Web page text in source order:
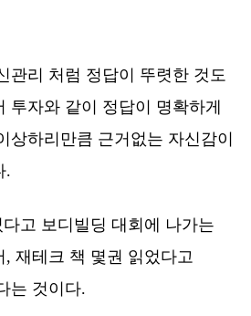
관리 처럼 정답이 뚜렷한 것도
투자와 같이 정답이 명확하게
상하리만큼 근거없는 자신감이
.
고 보디빌딩 대회에 나가는
재테크 책 몇권 읽었다고
는 것이다.